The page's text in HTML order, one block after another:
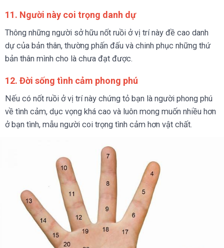
11. Người này coi trọng danh dự
Thông những người sở hữu nốt ruồi ở vị trí này đề cao danh
dự của bản thân, thường phấn đấu và chinh phục những thứ
bản thân mình cho là chưa đạt được.
12. Đời sống tình cảm phong phú
Nếu có nốt ruồi ở vị trí này chứng tỏ bạn là người phong phú
về tình cảm, dục vọng khá cao và luôn mong muốn nhiều hơn
ở bạn tình, mẫu người coi trọng tình cảm hơn vật chất.